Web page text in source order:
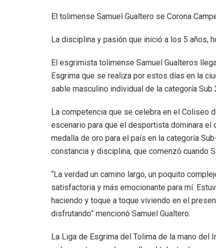
El tolimense Samuel Gualtero se Corona
La disciplina y pasión que inició a los 5 años,
El esgrimista tolimense Samuel Gualteros
Esgrima que se realiza por estos días en la
sable masculino individual de la categoría Sub
La competencia que se celebra en el Coliseo
escenario para que el desportista dominara el
medalla de oro para el país en la categoría
constancia y disciplina, que comenzó cuando
“La verdad un camino largo, un poquito
satisfactoria y más emocionante para mí.
haciendo y toque a toque viviendo en el
disfrutando” mencionó Samuel Gualtero.
La Liga de Esgrima del Tolima de la mano del